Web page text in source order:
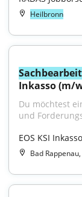
Heilbronn
Inkasso (m/
Du möchtest
und
EOS KSI
Bad